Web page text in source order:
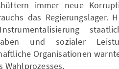
immer neue
das Regierungslager.
und sozialer
Organisationen
Wahlprozesses.